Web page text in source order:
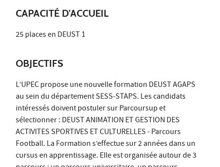
CAPACITÉ D'ACCUEIL
25 places en DEUST 1
OBJECTIFS
L’UPEC propose une nouvelle formation DEUST AGAPS
au sein du département SESS-STAPS. Les candidats
intéressés doivent postuler sur Parcoursup et
sélectionner : DEUST ANIMATION ET GESTION DES
ACTIVITES SPORTIVES ET CULTURELLES - Parcours
Football. La Formation s’effectue sur 2 années dans un
cursus en apprentissage. Elle est organisée autour de 3